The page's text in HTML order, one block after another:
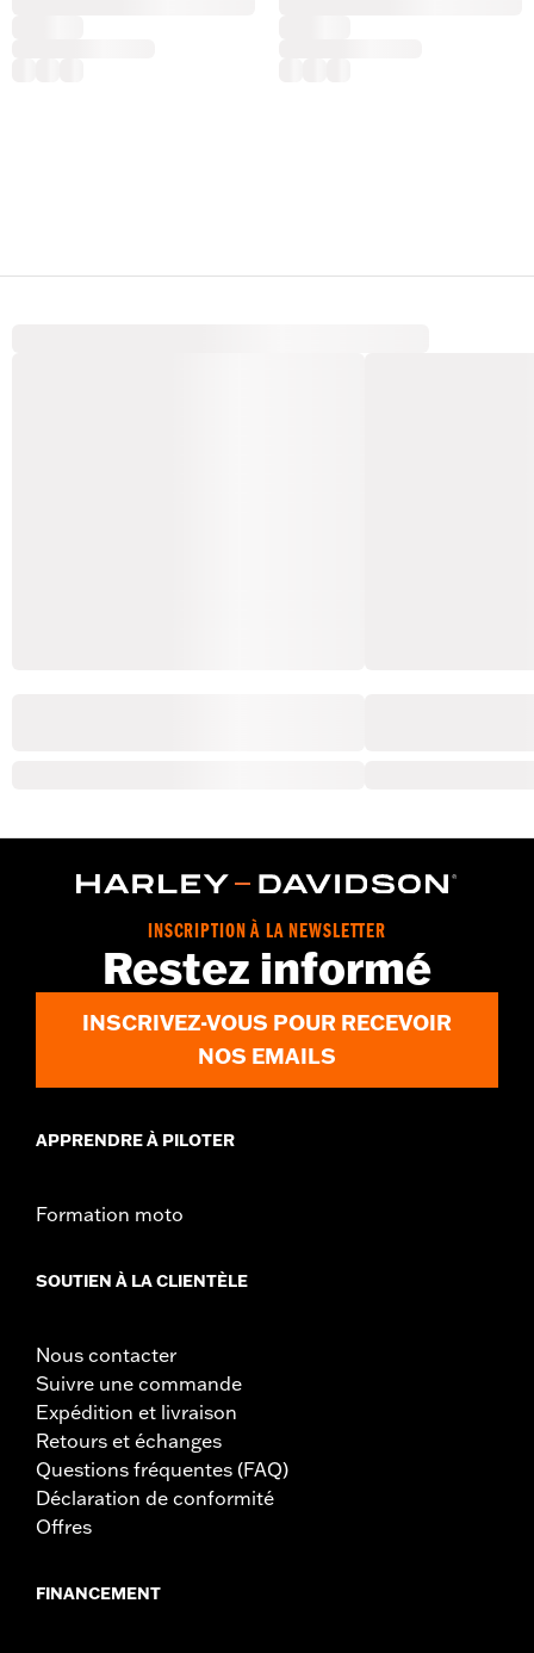
INSCRIPTION À LA NEWSLETTER
Restez informé
INSCRIVEZ-VOUS POUR RECEVOIR
NOS EMAILS
APPRENDRE À PILOTER
Formation moto
SOUTIEN À LA CLIENTÈLE
Nous contacter
Suivre une commande
Expédition et livraison
Retours et échanges
Questions fréquentes (FAQ)
Déclaration de conformité
Offres
FINANCEMENT